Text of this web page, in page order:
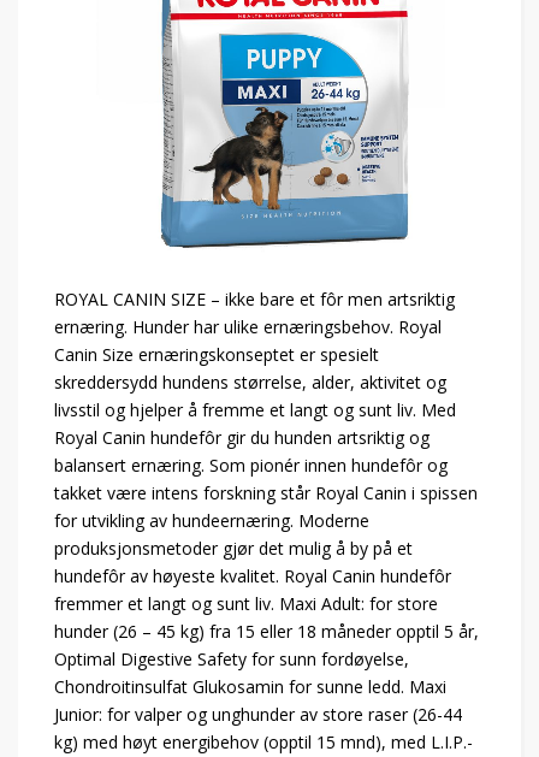
ROYAL CANIN SIZE – ikke bare et fôr men artsriktig
ernæring. Hunder har ulike ernæringsbehov. Royal
Canin Size ernæringskonseptet er spesielt
skreddersydd hundens størrelse, alder, aktivitet og
livsstil og hjelper å fremme et langt og sunt liv. Med
Royal Canin hundefôr gir du hunden artsriktig og
balansert ernæring. Som pionér innen hundefôr og
takket være intens forskning står Royal Canin i spissen
for utvikling av hundeernæring. Moderne
produksjonsmetoder gjør det mulig å by på et
hundefôr av høyeste kvalitet. Royal Canin hundefôr
fremmer et langt og sunt liv. Maxi Adult: for store
hunder (26 – 45 kg) fra 15 eller 18 måneder opptil 5 år,
Optimal Digestive Safety for sunn fordøyelse,
Chondroitinsulfat Glukosamin for sunne ledd. Maxi
Junior: for valper og unghunder av store raser (26-44
kg) med høyt energibehov (opptil 15 mnd), med L.I.P.-